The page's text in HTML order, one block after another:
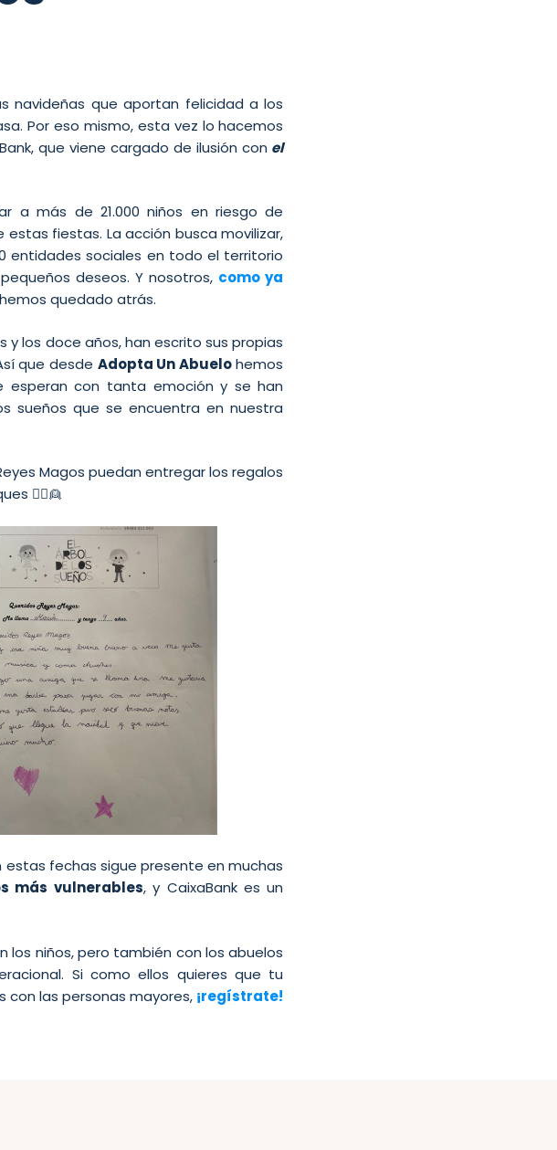
navideñas que aportan felicidad a los
Por eso mismo, esta vez lo hacemos
que viene cargado de ilusión con el
a más de 21.000 niños en riesgo de
fiestas. La acción busca movilizar,
entidades sociales en todo el territorio
deseos. Y nosotros, como ya
quedado atrás.
los doce años, han escrito sus propias
que desde Adopta Un Abuelohemos
esperan con tanta emoción y se han
sueños que se encuentra en nuestra
Magos puedan entregar los regalos
👱‍♀️👱
fechas sigue presente en muchas
más vulnerables, y CaixaBank es un
los niños, pero también con los abuelos
Si como ellos quieres que tu
las personas mayores, ¡regístrate!